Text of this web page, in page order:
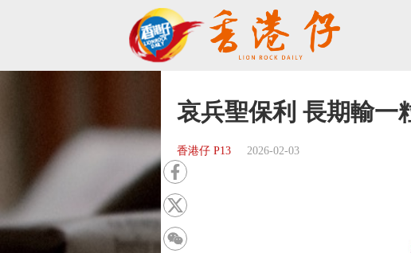
哀兵聖保利 長期輸一
香港仔 P13 2026-02-03